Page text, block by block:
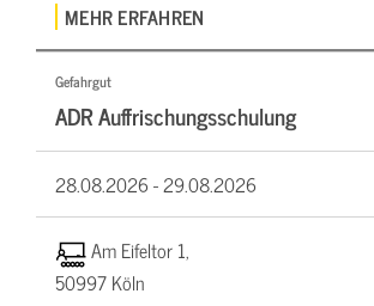
MEHR ERFAHREN
Gefahrgut
ADR Auffrischungsschulung
28.08.2026 -29.08.2026
Am Eifeltor 1,
50997 Köln